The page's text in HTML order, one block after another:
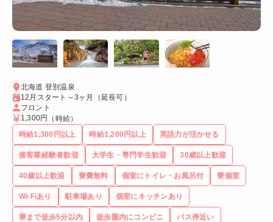
北海道 登別温泉
12月スタート～3ヶ月（延長可）
フロント
1,300円
（時給）
時給1,300円以上
時給1,200円以上 英語力が活かせる
接客業経験者歓迎 大学生・専門学生歓迎 30歳以上歓迎
40歳以上歓迎 寮費無料 個室にトイレ・お風呂付 寮個室
Wi-Fiあり 駐車場あり 個室にキッチンあり
寮まで徒歩5分以内 徒歩圏内にコンビニ バス停近い